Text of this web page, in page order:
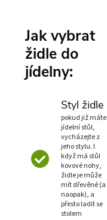
Jak vybrat
židle do
jídelny:
Styl židle
pokud již máte
jídelní stůl,
vycházejte z
jeho stylu. I
když má stůl
kovové nohy,
židle je může
mít dřevěné (a
naopak), a
přesto ladit se
stolem